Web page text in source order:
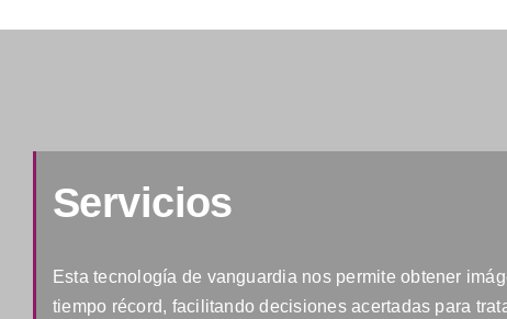
Servicios
Esta tecnología de vanguardia nos permite obtener
tiempo récord, facilitando decisiones acertadas para